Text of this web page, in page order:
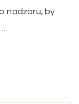
nadzoru, by
…